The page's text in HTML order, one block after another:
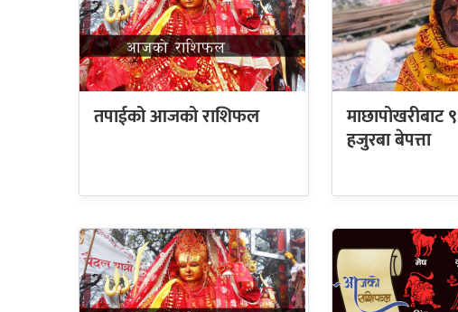
तपाईको आजको राशिफल माछापोखरीबाट
हजुरबा बेपत्ता